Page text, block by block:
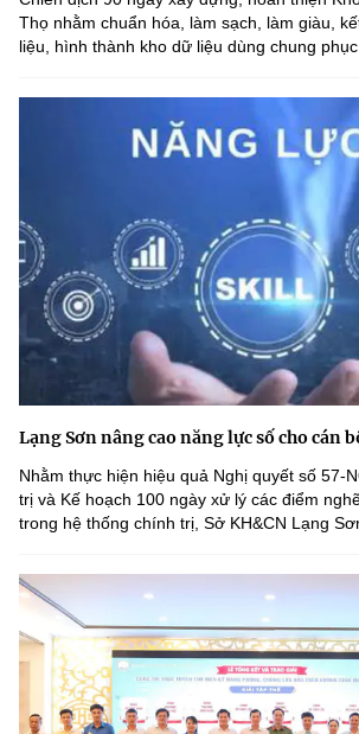
Thọ nhằm chuẩn hóa, làm sạch, làm giàu,
liệu, hình thành kho dữ liệu dùng chung phục
Lạng Sơn nâng cao năng lực số cho cán
Nhằm thực hiện hiệu quả Nghị quyết số 57-
trị và Kế hoạch 100 ngày xử lý các điểm
trong hệ thống chính trị, Sở KH&CN Lạng